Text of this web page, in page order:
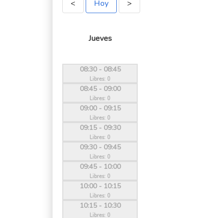
< Hoy >
Jueves
08:30 - 08:45
Libres: 0
08:45 - 09:00
Libres: 0
09:00 - 09:15
Libres: 0
09:15 - 09:30
Libres: 0
09:30 - 09:45
Libres: 0
09:45 - 10:00
Libres: 0
10:00 - 10:15
Libres: 0
10:15 - 10:30
Libres: 0